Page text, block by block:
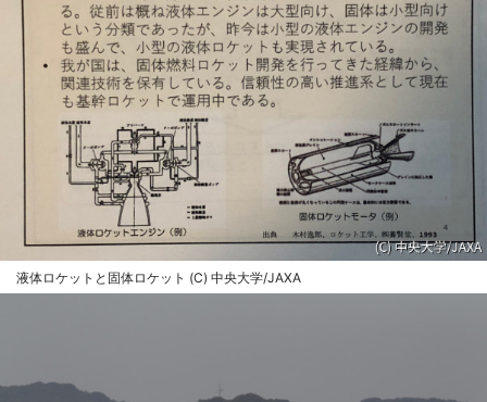
液体ロケットと固体ロケット (C) 中央大学/JAXA